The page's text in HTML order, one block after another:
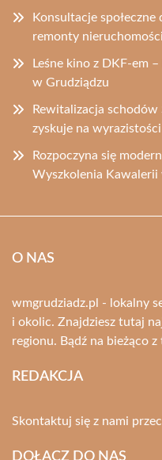
Konsultacje
remonty
Leśne kino z DKF-em
w Grudziądzu
Rewitalizacja schodów
zyskuje na wyrazistości
Rozpoczyna się
Wyszkolenia Kawalerii
O NAS
wmgrudziadz.pl - lokalny
i okolic. Znajdziesz tutaj
regionu. Bądź na bieżąco
REDAKCJA
Skontaktuj się z nami
DOŁĄCZ DO NAS